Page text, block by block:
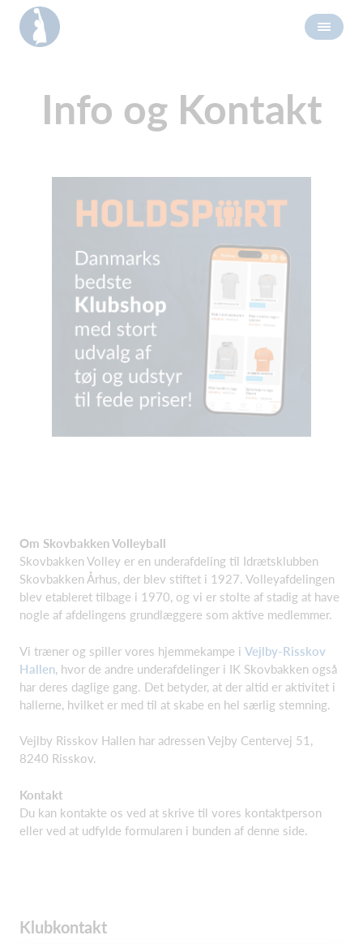
Info og Kontakt
Om Skovbakken Volleyball
Skovbakken Volley er en underafdeling til Idrætsklubben
Skovbakken Århus, der blev stiftet i 1927. Volleyafdelingen
blev etableret tilbage i 1970, og vi er stolte af stadig at have
nogle af afdelingens grundlæggere som aktive medlemmer.
Vi træner og spiller vores hjemmekampe i Vejlby-Risskov
Hallen , hvor de andre underafdelinger i IK Skovbakken også
har deres daglige gang. Det betyder, at der altid er aktivitet i
hallerne, hvilket er med til at skabe en hel særlig stemning.
Vejlby Risskov Hallen har adressen Vejby Centervej 51,
8240 Risskov.
Kontakt
Du kan kontakte os ved at skrive til vores kontaktperson
eller ved at udfylde formularen i bunden af denne side.
Klubkontakt